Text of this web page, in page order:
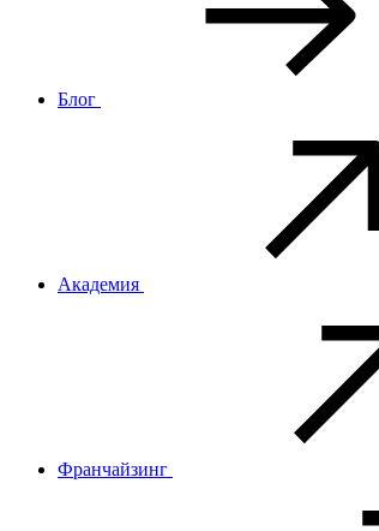
Блог
Академия
Франчайзинг